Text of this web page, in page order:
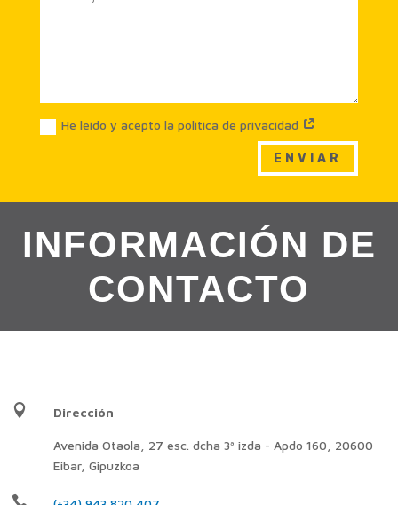
He leido y acepto la politica de privacidad
ENVIAR
INFORMACIÓN DE
CONTACTO
 Dirección
Avenida Otaola, 27 esc. dcha 3ª izda - Apdo 160, 20600
Eibar, Gipuzkoa
